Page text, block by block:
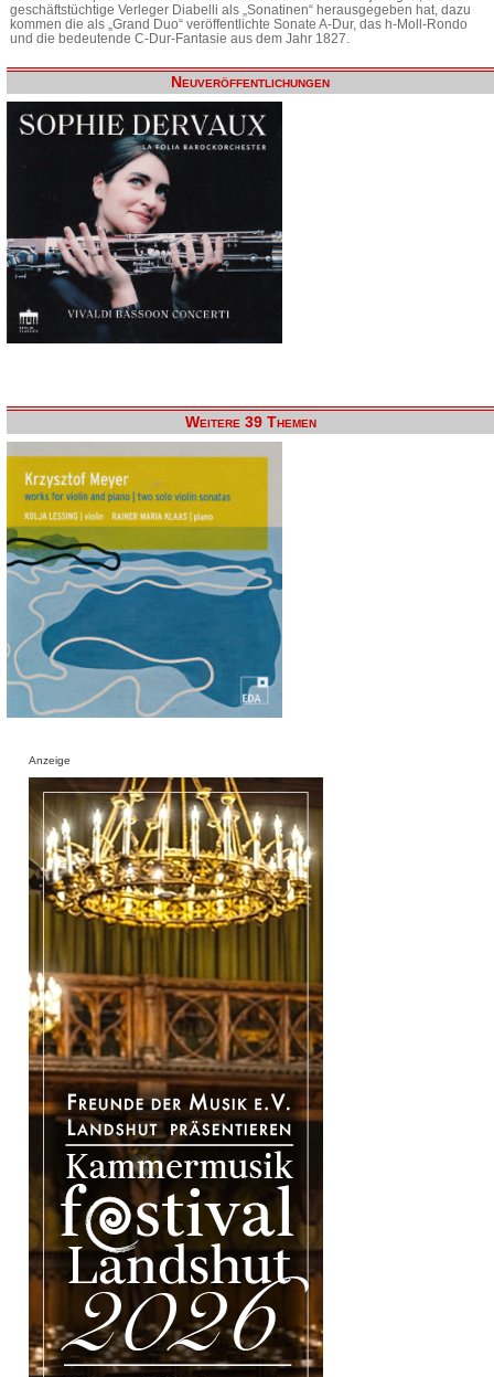
geschäftstüchtige Verleger Diabelli als „Sonatinen“ herausgegeben hat, dazu
kommen die als „Grand Duo“ veröffentlichte Sonate A-Dur, das h-Moll-Rondo
und die bedeutende C-Dur-Fantasie aus dem Jahr 1827.
Neuveröffentlichungen
Weitere 39 Themen
Anzeige